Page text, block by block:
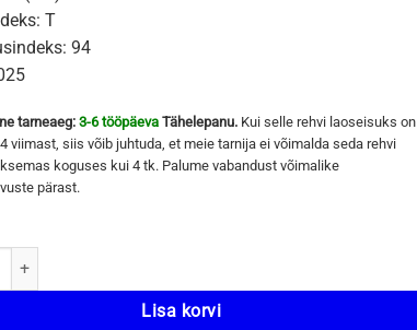
T
94
tarneaeg: 3-6 tööpäeva Tähelepanu.Kui selle rehvi laoseisuks on
viimast, siis võib juhtuda, et meie tarnija ei võimalda seda rehvi
koguses kui 4 tk. Palume vabandust võimalike
pärast.
ICE GUARD STUD (IG65) 205/55 R16 94T kogus
Lisa korvi